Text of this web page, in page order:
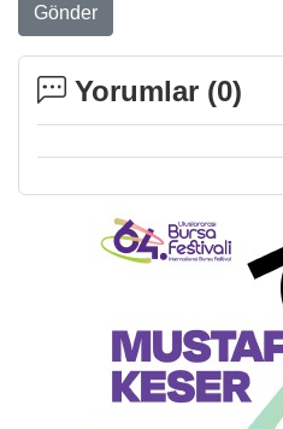
Gönder
Yorumlar (0)